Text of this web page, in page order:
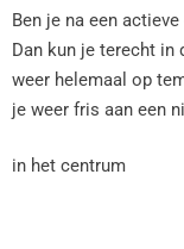
Ben je na een
Dan kun je terecht in
weer helemaal op
je weer fris aan een
in het centrum